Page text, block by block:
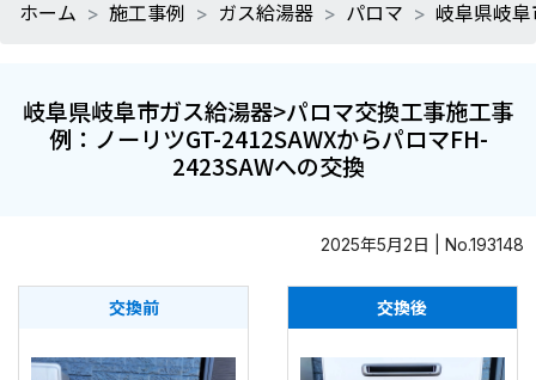
ホーム 施工事例 ガス給湯器 パロマ 岐阜県岐
岐阜県岐阜市ガス給湯器>パロマ交換工事施工事
例：ノーリツGT-2412SAWXからパロマFH-
2423SAWへの交換
2025年5月2日 | No.193148
交換前 交換後